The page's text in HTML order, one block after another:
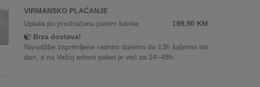
VIRMANSKO PLAĆANJE
Uplata po predračunu putem banke
199,90 KM
Brza dostava!
Narudžbe zaprimljene radnim danima do 13h šaljemo isti
dan, a na Vašoj adresi paket je već za 24–48h.